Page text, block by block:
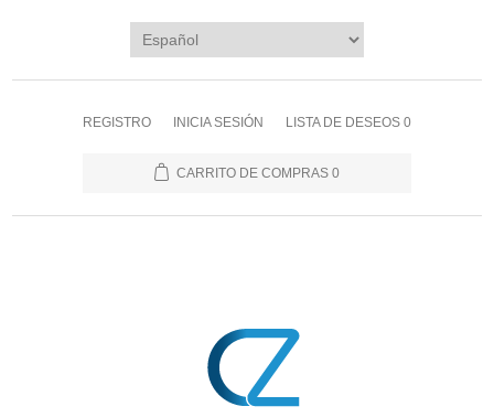
REGISTRO INICIA SESIÓN LISTA DE DESEOS 0
CARRITO DE COMPRAS 0